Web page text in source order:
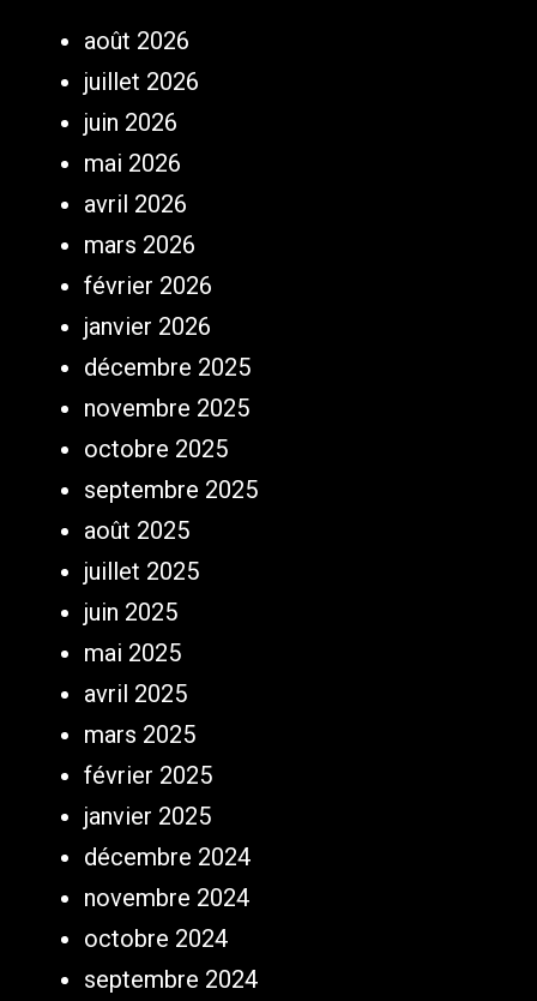
août 2026
juillet 2026
juin 2026
mai 2026
avril 2026
mars 2026
février 2026
janvier 2026
décembre 2025
novembre 2025
octobre 2025
septembre 2025
août 2025
juillet 2025
juin 2025
mai 2025
avril 2025
mars 2025
février 2025
janvier 2025
décembre 2024
novembre 2024
octobre 2024
septembre 2024